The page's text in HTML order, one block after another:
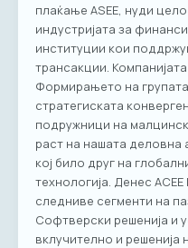
плаќање ASEE, нуди
индустријата за
институции кои
трансакции.
Формирањето на
стратегиската
подружници на
раст на нашата деловна
кој било друг на
технологија. Денес
следниве сегменти на
Софтверски решенија и
вклучително и